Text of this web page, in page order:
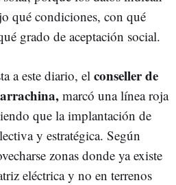
qué condiciones, con qué
grado de aceptación social.
a este diario, el conseller de
marcó una línea roja
que la implantación de
y estratégica. Según
zonas donde ya existe
eléctrica y no en terrenos